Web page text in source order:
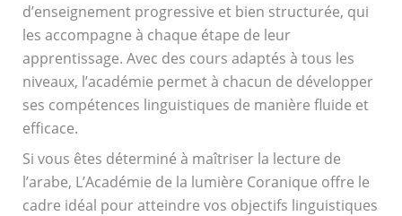
d’enseignement progressive et bien structurée, qui
les accompagne à chaque étape de leur
apprentissage. Avec des cours adaptés à tous les
niveaux, l’académie permet à chacun de développer
ses compétences linguistiques de manière fluide et
efficace.
Si vous êtes déterminé à maîtriser la lecture de
l’arabe, L’Académie de la lumière Coranique offre le
cadre idéal pour atteindre vos objectifs linguistiques